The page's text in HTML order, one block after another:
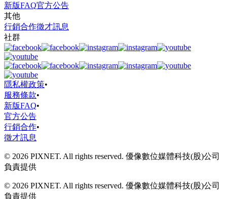
新版FAQ官方公告
其他
行銷合作徵才訊息
社群
隱私權政策•
服務條款•
新版FAQ•
官方公告
行銷合作•
徵才訊息
© 2026 PIXNET. All rights reserved. 優像數位媒體科技(股)公司
負責提供
© 2026 PIXNET. All rights reserved. 優像數位媒體科技(股)公司
負責提供